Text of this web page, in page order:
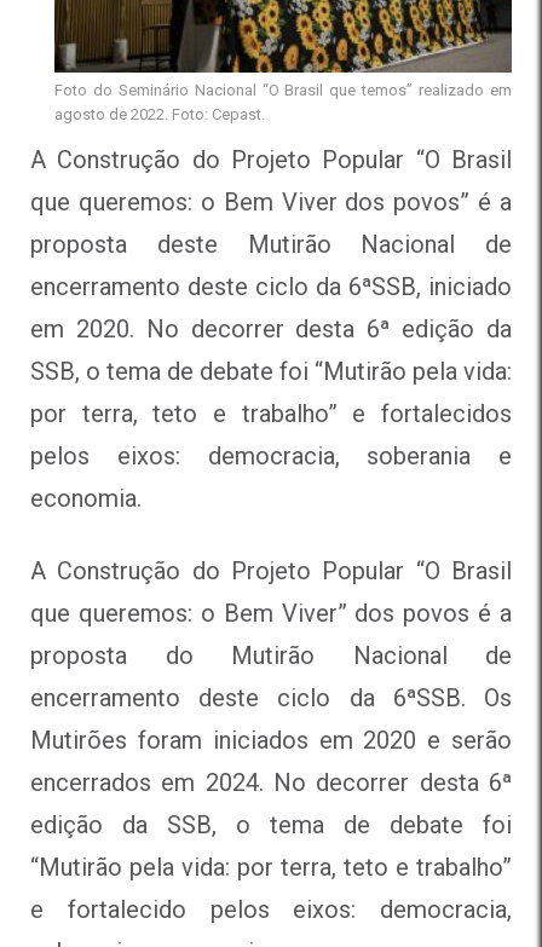
Foto do Seminário Nacional “O Brasil que temos” realizado em
agosto de 2022. Foto: Cepast.
A Construção do Projeto Popular “O Brasil
que queremos: o Bem Viver dos povos” é a
proposta deste Mutirão Nacional de
encerramento deste ciclo da 6ªSSB, iniciado
em 2020. No decorrer desta 6ª edição da
SSB, o tema de debate foi “Mutirão pela vida:
por terra, teto e trabalho” e fortalecidos
pelos eixos: democracia, soberania e
economia.
A Construção do Projeto Popular “O Brasil
que queremos: o Bem Viver” dos povos é a
proposta do Mutirão Nacional de
encerramento deste ciclo da 6ªSSB. Os
Mutirões foram iniciados em 2020 e serão
encerrados em 2024. No decorrer desta 6ª
edição da SSB, o tema de debate foi
“Mutirão pela vida: por terra, teto e trabalho”
e fortalecido pelos eixos: democracia,